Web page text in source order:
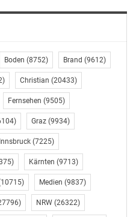
auf. Die Temperatur
den teils starken Wind
läuft planmäßig und
Morgenstunden. Die
startet um 22.00 Uhr
NUTZEN – U-BAHN-
21.00 UHR GESPERRT.
hin, dass die öffentlichen
die U-Bahn-Linien,
Boden (8752) Brand (9612)
Christian (20433)
Fernsehen (9505)
Graz (9934)
Innsbruck (7225)
Kärnten (9713)
Medien (9837)
NRW (26322)